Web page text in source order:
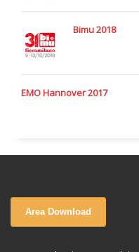
Bimu 2018
EMO Hannover 2017
Area Download